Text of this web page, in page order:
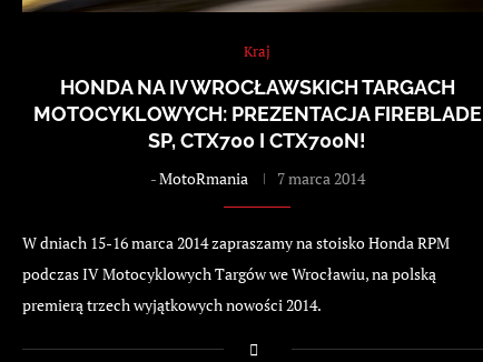
Kraj
HONDA NA IV WROCŁAWSKICH TARGACH
MOTOCYKLOWYCH: PREZENTACJA FIREBLADE
SP, CTX700 I CTX700N!
-MotoRmania 7 marca 2014
W dniach 15-16 marca 2014 zapraszamy na stoisko Honda RPM
podczas IV Motocyklowych Targów we Wrocławiu, na polską
premierą trzech wyjątkowych nowości 2014.